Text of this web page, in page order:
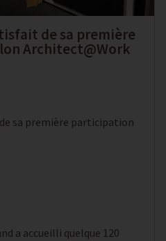
de sa première
Architect@Work
sa première participation
a accueilli quelque 120